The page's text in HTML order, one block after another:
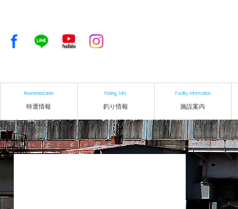
Recommendation
特選情報
Fishing Info.
釣り情報
Facility Information
施設案内